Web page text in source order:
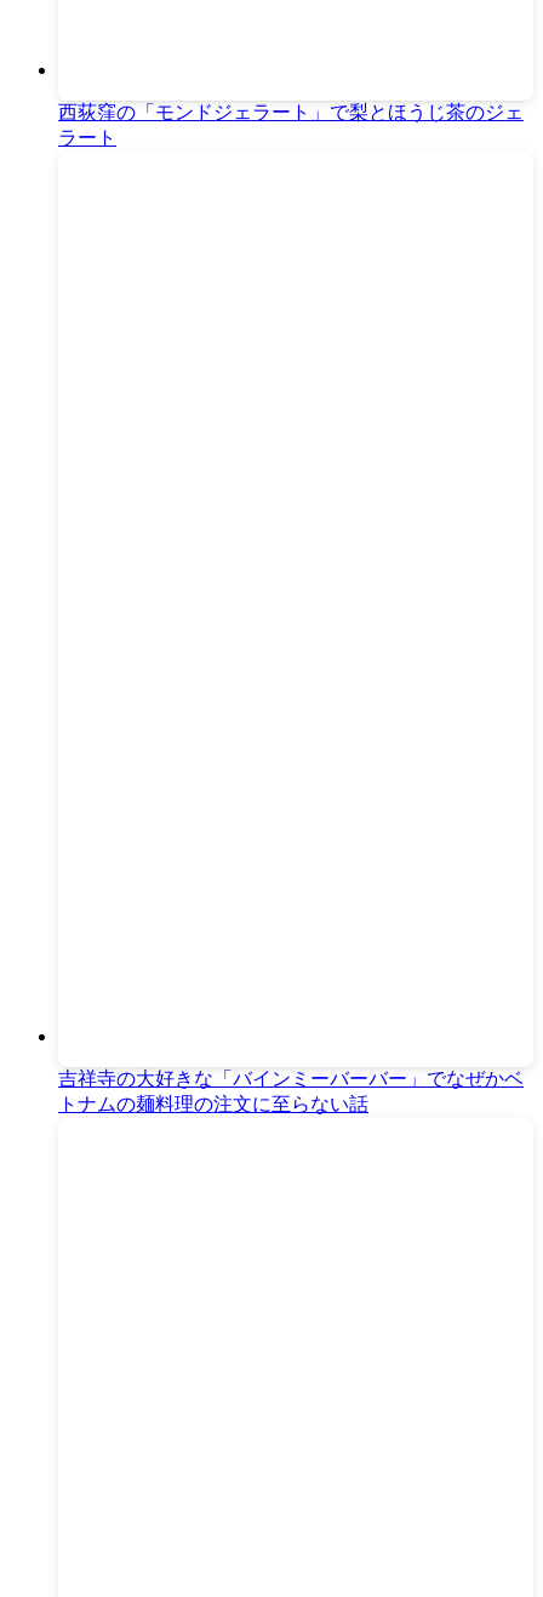
西荻窪の「モンドジェラート」で梨とほうじ茶のジェ
ラート
吉祥寺の大好きな「バインミーバーバー」でなぜかベ
トナムの麺料理の注文に至らない話